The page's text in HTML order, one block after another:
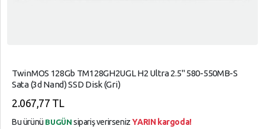
TwinMOS 128Gb TM128GH2UGL H2 Ultra 2.5" 580-550MB-S
Sata (3d Nand) SSD Disk (Gri)
2.067,77 TL
Bu ürünü BUGÜN sipariş verirsenizYARIN kargoda!